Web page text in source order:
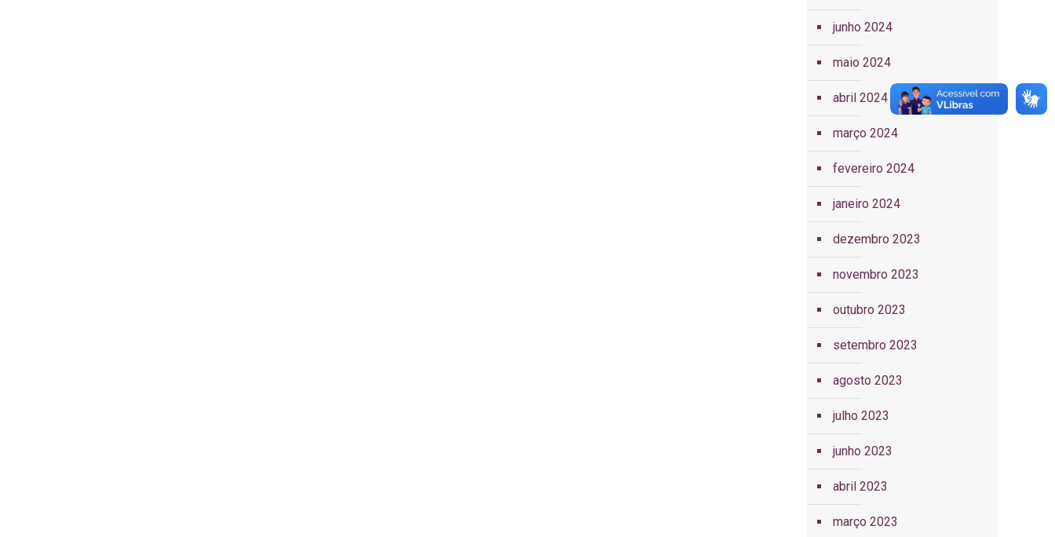
junho 2024
maio 2024
abril 2024
março 2024
fevereiro 2024
janeiro 2024
dezembro 2023
novembro 2023
outubro 2023
setembro 2023
agosto 2023
julho 2023
junho 2023
abril 2023
março 2023